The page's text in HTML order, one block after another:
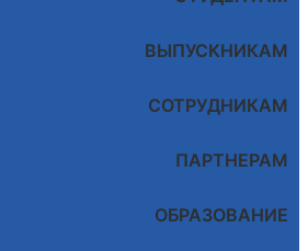
ВЫПУСКНИКАМ
СОТРУДНИКАМ
ПАРТНЕРАМ
ОБРАЗОВАНИЕ